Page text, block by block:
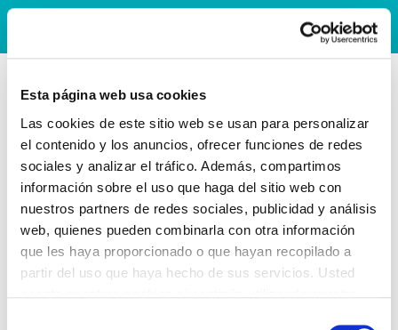
Esta página web usa cookies
Las cookies de este sitio web se usan para personalizar
el contenido y los anuncios, ofrecer funciones de redes
sociales y analizar el tráfico. Además, compartimos
información sobre el uso que haga del sitio web con
nuestros partners de redes sociales, publicidad y análisis
web, quienes pueden combinarla con otra información
que les haya proporcionado o que hayan recopilado a
partir del uso que haya hecho de sus servicios. Usted